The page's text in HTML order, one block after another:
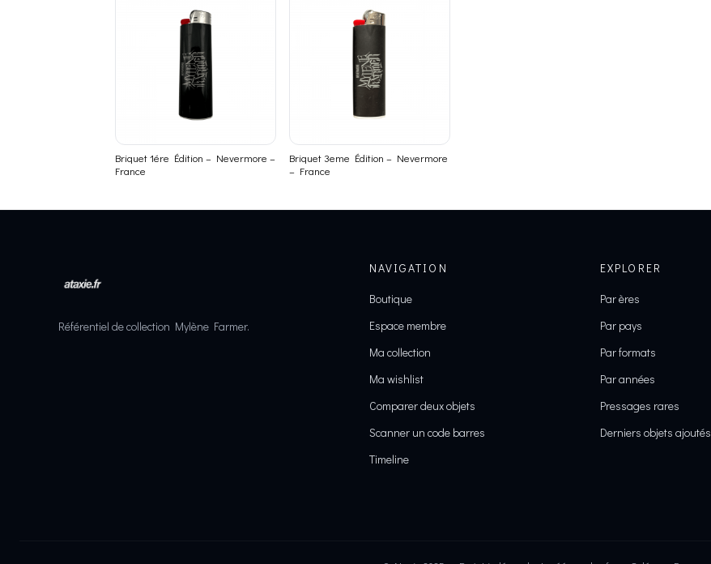
Briquet 1ére Édition – Nevermore –
France
Briquet 3eme Édition – Nevermore
– France
Référentiel de collection Mylène Farmer.
NAVIGATION
Boutique
Espace membre
Ma collection
Ma wishlist
Comparer deux objets
Scanner un code barres
Timeline
EXPLORER
Par ères
Par pays
Par formats
Par années
Pressages rares
Derniers objets ajoutés